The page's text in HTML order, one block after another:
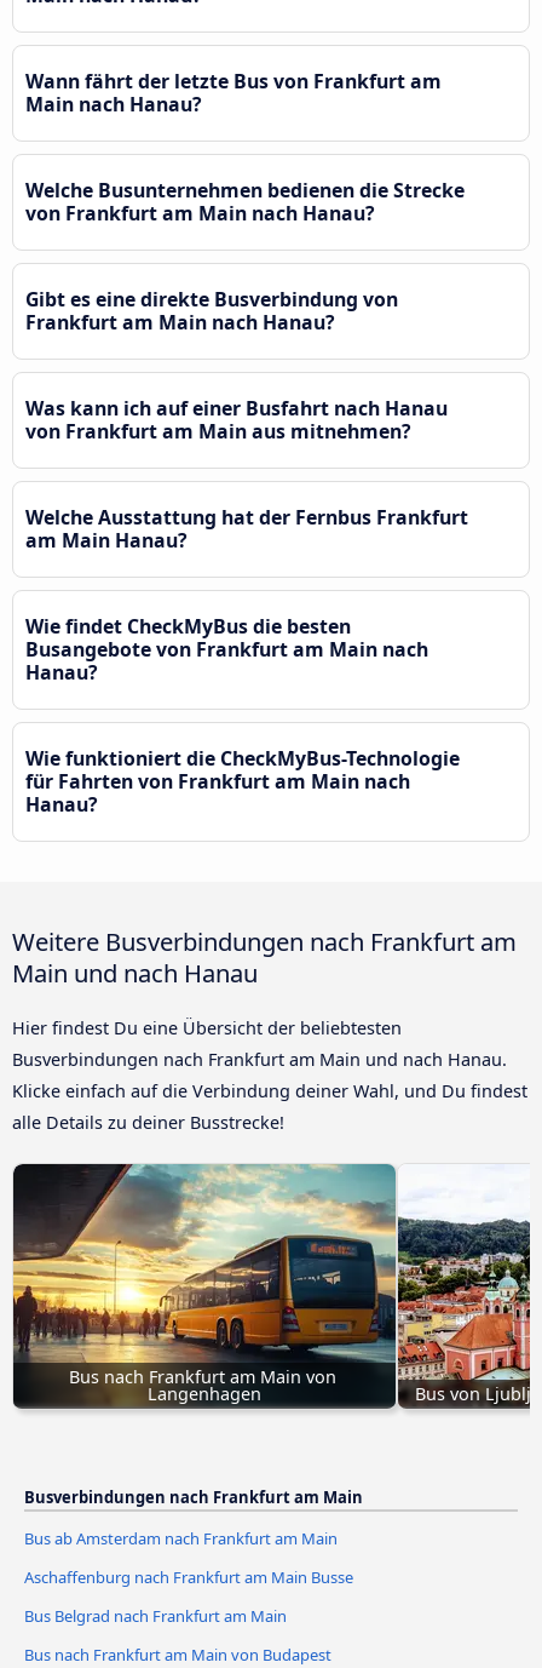
Wann fährt der letzte Bus von Frankfurt am
Main nach Hanau?
Welche Busunternehmen bedienen die Strecke
von Frankfurt am Main nach Hanau?
Gibt es eine direkte Busverbindung von
Frankfurt am Main nach Hanau?
Was kann ich auf einer Busfahrt nach Hanau
von Frankfurt am Main aus mitnehmen?
Welche Ausstattung hat der Fernbus Frankfurt
am Main Hanau?
Wie findet CheckMyBus die besten
Busangebote von Frankfurt am Main nach
Hanau?
Wie funktioniert die CheckMyBus-Technologie
für Fahrten von Frankfurt am Main nach
Hanau?
Weitere Busverbindungen nach Frankfurt am
Main und nach Hanau
Hier findest Du eine Übersicht der beliebtesten
Busverbindungen nach Frankfurt am Main und nach Hanau.
Klicke einfach auf die Verbindung deiner Wahl, und Du findest
alle Details zu deiner Busstrecke!
Bus nach Frankfurt am Main von
Langenhagen Bus von
Busverbindungen nach Frankfurt am Main
Bus ab Amsterdam nach Frankfurt am Main
Aschaffenburg nach Frankfurt am Main Busse
Bus Belgrad nach Frankfurt am Main
Bus nach Frankfurt am Main von Budapest